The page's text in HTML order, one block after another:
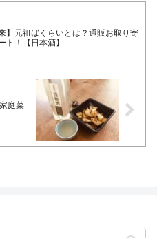
来】元祖ばくらいとは？通販お取り寄
ト！【日本酒】
庭菜